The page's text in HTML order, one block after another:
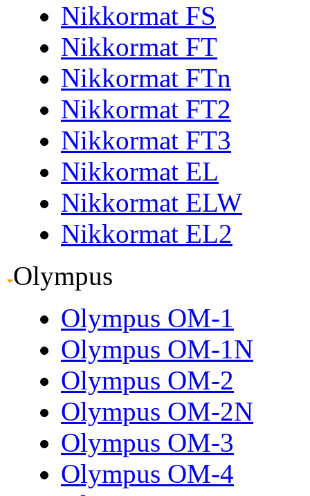
Nikkormat FS
Nikkormat FT
Nikkormat FTn
Nikkormat FT2
Nikkormat FT3
Nikkormat EL
Nikkormat ELW
Nikkormat EL2
Olympus
Olympus OM-1
Olympus OM-1N
Olympus OM-2
Olympus OM-2N
Olympus OM-3
Olympus OM-4